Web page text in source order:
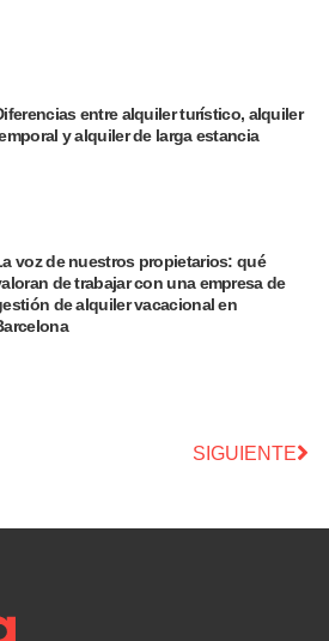
entre alquiler turístico, alquiler
y alquiler de larga estancia
voz de nuestros propietarios: qué
de trabajar con una empresa de
de alquiler vacacional en
SIGUIENTE